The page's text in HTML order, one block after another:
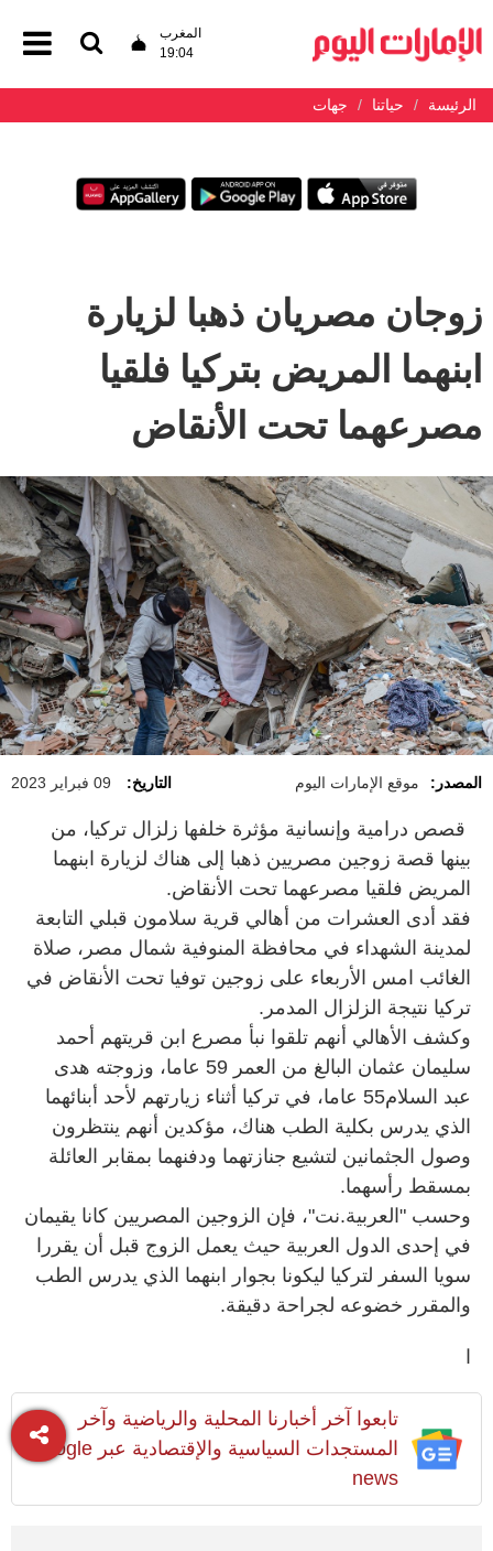
المغرب
19:04
الرئيسة حياتنا جهات
زوجان مصريان ذهبا لزيارة
ابنهما المريض بتركيا فلقيا
مصرعهما تحت الأنقاض
المصدر: موقع الإمارات اليوم التاريخ: 09 فبراير 2023
قصص درامية وإنسانية مؤثرة خلفها زلزال تركيا، من
بينها قصة زوجين مصريين ذهبا إلى هناك لزيارة ابنهما
المريض فلقيا مصرعهما تحت الأنقاض.
فقد أدى العشرات من أهالي قرية سلامون قبلي التابعة
لمدينة الشهداء في محافظة المنوفية شمال مصر، صلاة
الغائب امس الأربعاء على زوجين توفيا تحت الأنقاض في
تركيا نتيجة الزلزال المدمر.
وكشف الأهالي أنهم تلقوا نبأ مصرع ابن قريتهم أحمد
سليمان عثمان البالغ من العمر 59 عاما، وزوجته هدى
عبد السلام55 عاما، في تركيا أثناء زيارتهم لأحد أبنائهما
الذي يدرس بكلية الطب هناك، مؤكدين أنهم ينتظرون
وصول الجثمانين لتشيع جنازتهما ودفنهما بمقابر العائلة
بمسقط رأسهما.
وحسب "العربية.نت"، فإن الزوجين المصريين كانا يقيمان
في إحدى الدول العربية حيث يعمل الزوج قبل أن يقررا
سويا السفر لتركيا ليكونا بجوار ابنهما الذي يدرس الطب
والمقرر خضوعه لجراحة دقيقة.
ا
تابعوا آخر أخبارنا المحلية والرياضية وآخر
المستجدات السياسية والإقتصادية عبر Google
news